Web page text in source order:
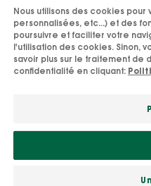
Nous utilisons des cookies
personnalisées, etc...) et des
poursuivre et faciliter votre
l'utilisation des cookies. Sinon,
savoir plus sur le traitement de
confidentialité en cliquant: